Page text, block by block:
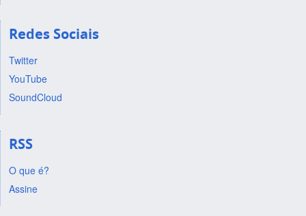
Redes Sociais
Twitter
YouTube
SoundCloud
RSS
O que é?
Assine